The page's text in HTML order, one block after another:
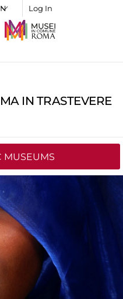
Log In
IN TRASTEVERE
MUSEUMS